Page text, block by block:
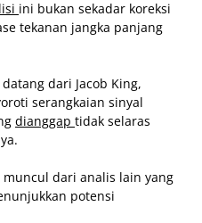
ini bukan sekadar koreksi
tekanan jangka panjang
dari Jacob King,
serangkaian sinyal
dianggap tidak selaras
dari analis lain yang
potensi